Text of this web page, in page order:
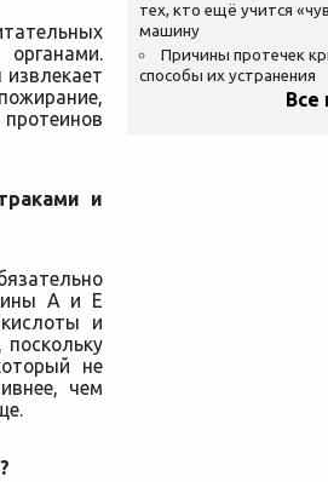
и
А и Е
и
не
чем
тех, кто ещё учится
машину
Причины протечек
способы их устранения
Все